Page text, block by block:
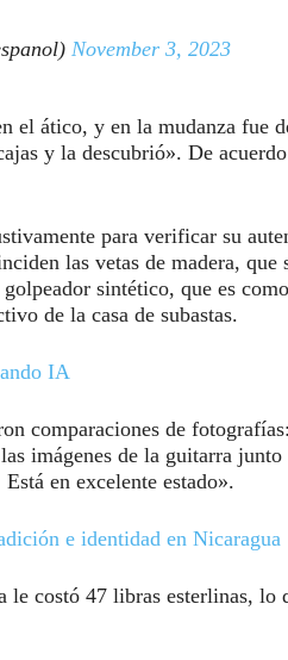
November 3, 2023
el ático, y en la mudanza fue
y la descubrió». De
para verificar su
las vetas de madera, que
sintético, que es
de la casa de subastas.
IA
comparaciones de
imágenes de la guitarra junto
en excelente estado».
e identidad en Nicaragua
costó 47 libras esterlinas, lo